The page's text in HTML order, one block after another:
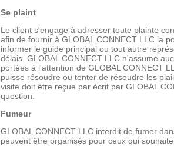
Se plaint
Le client s'engage à adresser toute plainte
afin de fournir à GLOBAL CONNECT LLC la
informer le guide principal ou tout autre
délais. GLOBAL CONNECT LLC n'assume
portées à l'attention de GLOBAL CONNECT
puisse résoudre ou tenter de résoudre les
visite doit être reçue par écrit par GLOBAL
question.
Fumeur
GLOBAL CONNECT LLC interdit de fumer
peuvent être organisés pour ceux qui